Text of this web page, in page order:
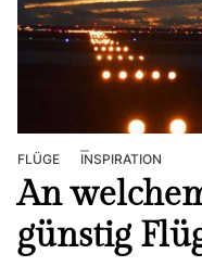
FLÜGE INSPIRATION
An
günstig